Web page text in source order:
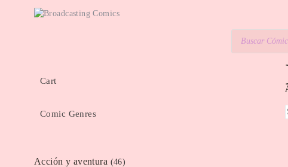
Cart
Comic Genres
Acción y aventura (46)